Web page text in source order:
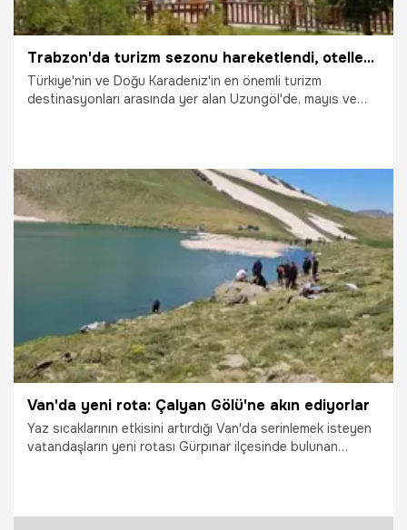
Trabzon'da turizm sezonu hareketlendi, otellerde doluluk arttı
Türkiye'nin ve Doğu Karadeniz'in en önemli turizm
destinasyonları arasında yer alan Uzungöl'de, mayıs ve
Van'da yeni rota: Çalyan Gölü'ne akın ediyorlar
Yaz sıcaklarının etkisini artırdığı Van'da serinlemek isteyen
vatandaşların yeni rotası Gürpınar ilçesinde bulunan